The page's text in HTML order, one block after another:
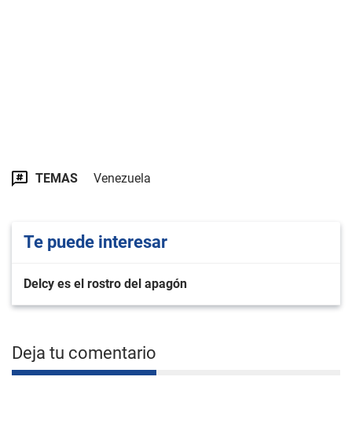
TEMAS Venezuela
Te puede interesar
Delcy es el rostro del apagón
Deja tu comentario